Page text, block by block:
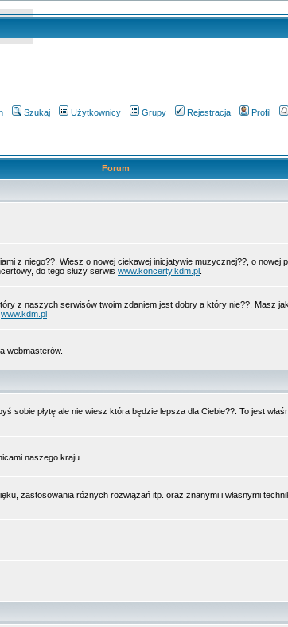
Szukaj Użytkownicy Grupy Rejestracja Profil
Forum
z niego??. Wiesz o nowej ciekawej inicjatywie muzycznej??, o
do tego służy serwis www.koncerty.kdm.pl
z naszych serwisów twoim zdaniem jest dobry a który nie??. Masz
www.kdm.pl
webmasterów.
sobie płytę ale nie wiesz która będzie lepsza dla Ciebie??. To jest
naszego kraju.
zastosowania różnych rozwiązań itp. oraz znanymi i własnymi